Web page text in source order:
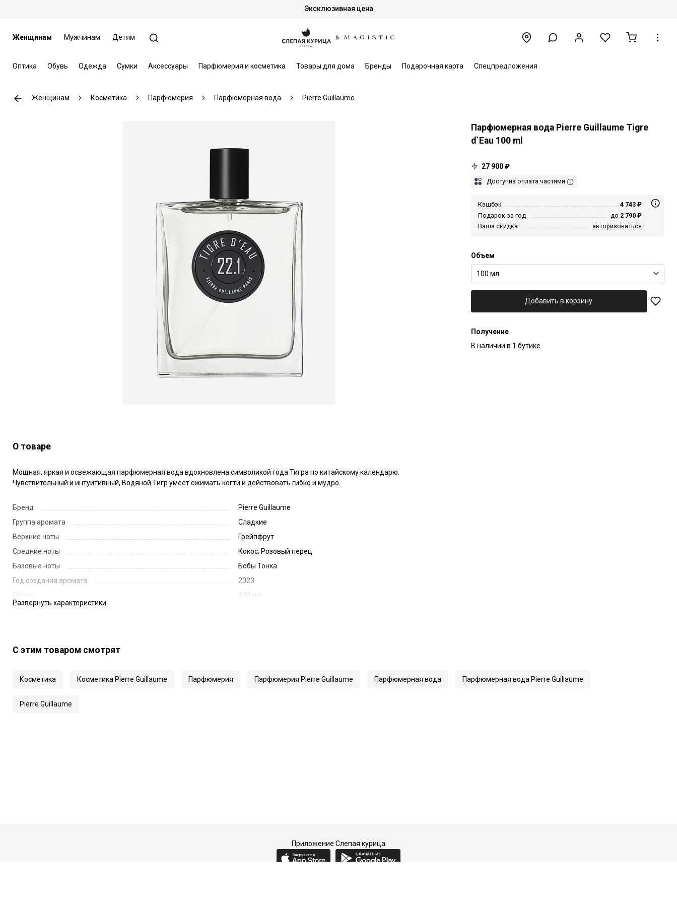
Эксклюзивная цена
Женщинам Мужчинам Детям
Оптика Обувь Одежда Сумки Аксессуары Парфюмерия и косметика Товары для дома Бренды Подарочная карта Спецпредложения
Женщинам Косметика Парфюмерия Парфюмерная вода Pierre Guillaume
Парфюмерная вода Pierre Guillaume Tigre
d`Eau 100 ml
27 900 ₽
Доступна оплата частями
Кэшбэк
4 743 ₽
Подарок за год
до 2 790 ₽
Ваша скидка
авторизоваться
Объем
100 мл
Добавить в корзину
Получение
В наличии в 1 бутике
О товаре
Мощная, яркая и освежающая парфюмерная вода вдохновлена символикой года Тигра по китайскому календарю.
Чувствительный и интуитивный, Водяной Тигр умеет сжимать когти и действовать гибко и мудро.
Бренд
Pierre Guillaume
Группа аромата
Сладкие
Верхние ноты
Грейпфрут
Средние ноты
Кокос; Розовый перец
Базовые ноты
Бобы Тонка
Год создания аромата
2023
Объем
100 мл
Развернуть характеристики
С этим товаром смотрят
Косметика Косметика Pierre Guillaume Парфюмерия Парфюмерия Pierre Guillaume Парфюмерная вода Парфюмерная вода Pierre Guillaume
Pierre Guillaume
Приложение Слепая курица